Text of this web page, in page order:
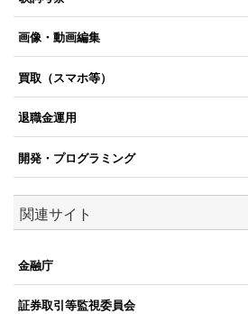
画像・動画編集
買取（スマホ等）
退職金運用
開発・プログラミング
関連サイト
金融庁
証券取引等監視委員会